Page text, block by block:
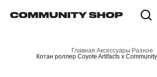
Главная/Аксессуары/Разное/
Котан роллер Coyote Artifacts x